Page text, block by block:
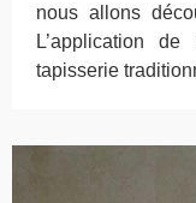
nous allons
L’application
tapisserie